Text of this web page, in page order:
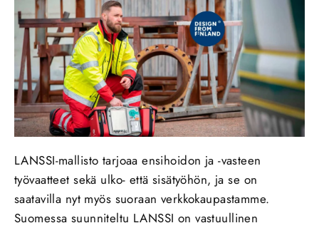
LANSSI-mallisto tarjoaa ensihoidon ja -vasteen
työvaatteet sekä ulko- että sisätyöhön, ja se on
saatavilla nyt myös suoraan verkkokaupastamme.
Suomessa suunniteltu LANSSI on vastuullinen